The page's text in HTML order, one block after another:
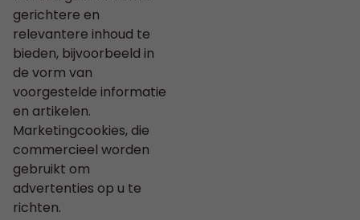
gerichtere en
relevantere inhoud te
bieden, bijvoorbeeld in
de vorm van
voorgestelde informatie
en artikelen.
Marketingcookies, die
commercieel worden
gebruikt om
advertenties op u te
richten.